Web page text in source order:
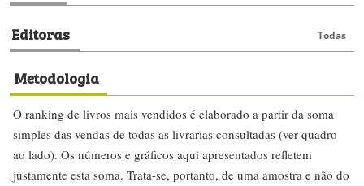
Editoras Todas
Metodologia
O ranking de livros mais vendidos é elaborado a partir da soma
simples das vendas de todas as livrarias consultadas (ver quadro
ao lado). Os números e gráficos aqui apresentados refletem
justamente esta soma. Trata-se, portanto, de uma amostra e não do